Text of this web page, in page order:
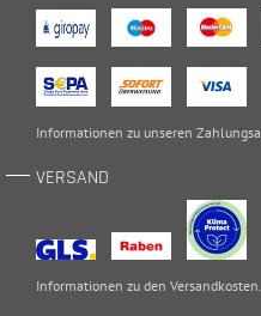
Informationen zu unseren
VERSAND
Informationen zu den Versandkosten